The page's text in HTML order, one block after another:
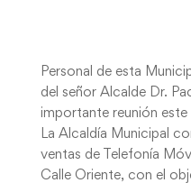
Personal de esta
del señor Alcalde Dr.
importante reunión este
La Alcaldía Municipal
ventas de Telefonía
Calle Oriente, con el